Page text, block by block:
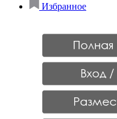
Избранное